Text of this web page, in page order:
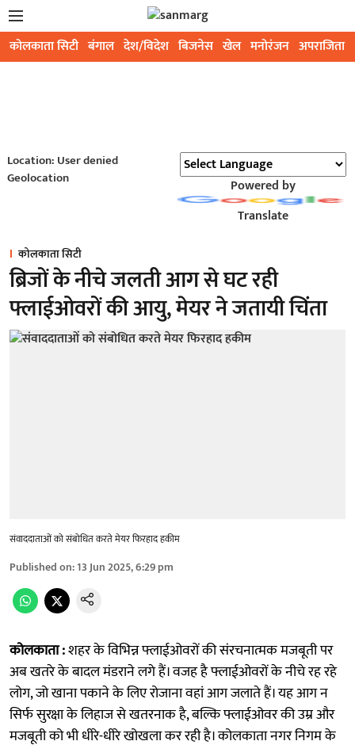
कोलकाता सिटी बंगाल देश/विदेश बिजनेस खेल मनोरंजन अपराजिता
Location: User denied
Geolocation
Powered by
Translate
कोलकाता सिटी
ब्रिजों के नीचे जलती आग से घट रही
फ्लाईओवरों की आयु, मेयर ने जतायी चिंता
संवाददाताओं को संबोधित करते मेयर फिरहाद हकीम
Published on:13 Jun 2025, 6:29 pm
कोलकाता :शहर के विभिन्न फ्लाईओवरों की संरचनात्मक मजबूती पर
अब खतरे के बादल मंडराने लगे हैं। वजह है फ्लाईओवरों के नीचे रह रहे
लोग, जो खाना पकाने के लिए रोजाना वहां आग जलाते हैं। यह आग न
सिर्फ सुरक्षा के लिहाज से खतरनाक है, बल्कि फ्लाईओवर की उम्र और
मजबूती को भी धीरे-धीरे खोखला कर रही है। कोलकाता नगर निगम के